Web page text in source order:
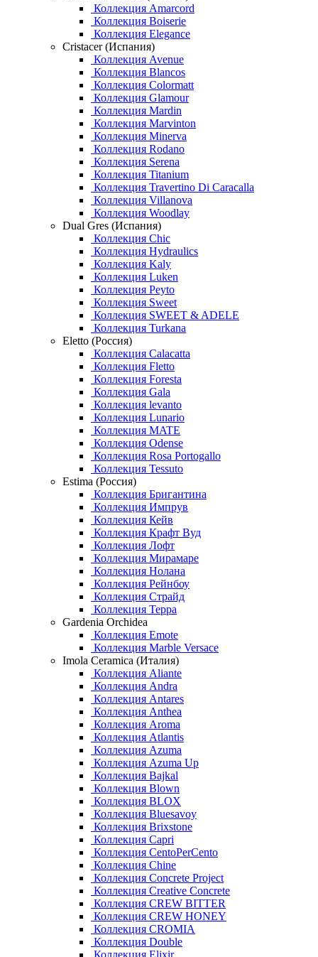
Коллекция Amarcord
Коллекция Boiserie
Коллекция Elegance
Cristacer (Испания)
Коллекция Avenue
Коллекция Blancos
Коллекция Colormatt
Коллекция Glamour
Коллекция Mardin
Коллекция Marvinton
Коллекция Minerva
Коллекция Rodano
Коллекция Serena
Коллекция Titanium
Коллекция Travertino Di Caracalla
Коллекция Villanova
Коллекция Woodlay
Dual Gres (Испания)
Коллекция Chic
Коллекция Hydraulics
Коллекция Kaly
Коллекция Luken
Коллекция Peyto
Коллекция Sweet
Коллекция SWEET & ADELE
Коллекция Turkana
Eletto (Россия)
Коллекция Calacatta
Коллекция Fletto
Коллекция Foresta
Коллекция Gala
Коллекция levanto
Коллекция Lunario
Коллекция MATE
Коллекция Odense
Коллекция Rosa Portogallo
Коллекция Tessuto
Estima (Россия)
Коллекция Бригантина
Коллекция Импрув
Коллекция Кейв
Коллекция Крафт Вуд
Коллекция Лофт
Коллекция Мирамаре
Коллекция Нолана
Коллекция Рейнбоу
Коллекция Страйд
Коллекция Терра
Gardenia Orchidea
Коллекция Emote
Коллекция Marble Versace
Imola Ceramica (Италия)
Коллекция Aliante
Коллекция Andra
Коллекция Antares
Коллекция Anthea
Коллекция Aroma
Коллекция Atlantis
Коллекция Azuma
Коллекция Azuma Up
Коллекция Bajkal
Коллекция Blown
Коллекция BLOX
Коллекция Bluesavoy
Коллекция Brixstone
Коллекция Capri
Коллекция CentoPerCento
Коллекция Chine
Коллекция Concrete Project
Коллекция Creative Concrete
Коллекция CREW BITTER
Коллекция CREW HONEY
Коллекция CROMIA
Коллекция Double
Коллекция Elixir